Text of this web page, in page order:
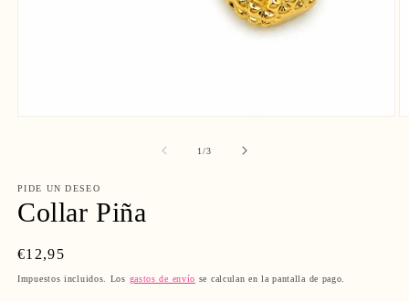
una
ventana
modal
1/de
3
PIDE UN DESEO
Collar Piña
Precio
habitual
€12,95
Impuestos incluidos. Los gastos de envío se calculan en la pantalla de pago.